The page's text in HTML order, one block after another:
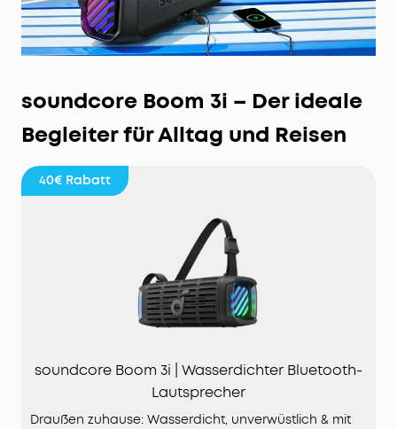
soundcore Boom 3i – Der ideale
Begleiter für Alltag und Reisen
40€ Rabatt
soundcore Boom 3i | Wasserdichter Bluetooth-
Lautsprecher
Draußen zuhause: Wasserdicht, unverwüstlich & mit